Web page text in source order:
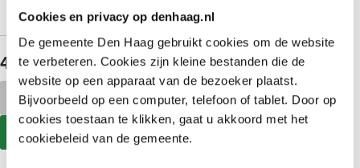
Cookies en privacy op denhaag.nl
De gemeente Den Haag gebruikt cookies om de website
te verbeteren. Cookies zijn kleine bestanden die de
website op een apparaat van de bezoeker plaatst.
Bijvoorbeeld op een computer, telefoon of tablet. Door op
cookies toestaan te klikken, gaat u akkoord met het
cookiebeleid van de gemeente.
geschenken
4e kwartaal 2023
scroll
tabel
naar
scroll